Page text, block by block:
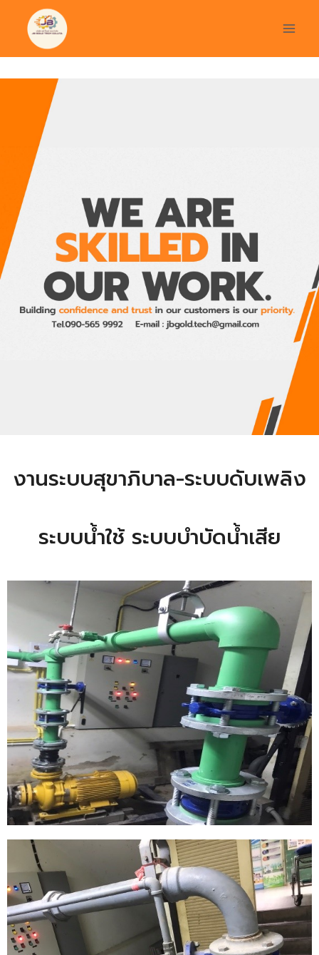
งานระบบสุขาภิบาล-ระบบดับเพลิง
ระบบน้ำใช้ ระบบบำบัดน้ำเสีย